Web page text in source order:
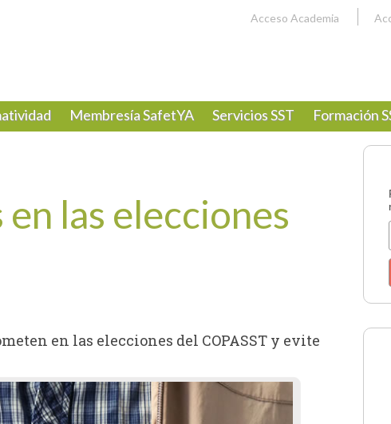
Acceso Academia
Membresía SafetYA Servicios SST Formación
las elecciones
en las elecciones del COPASST y evite